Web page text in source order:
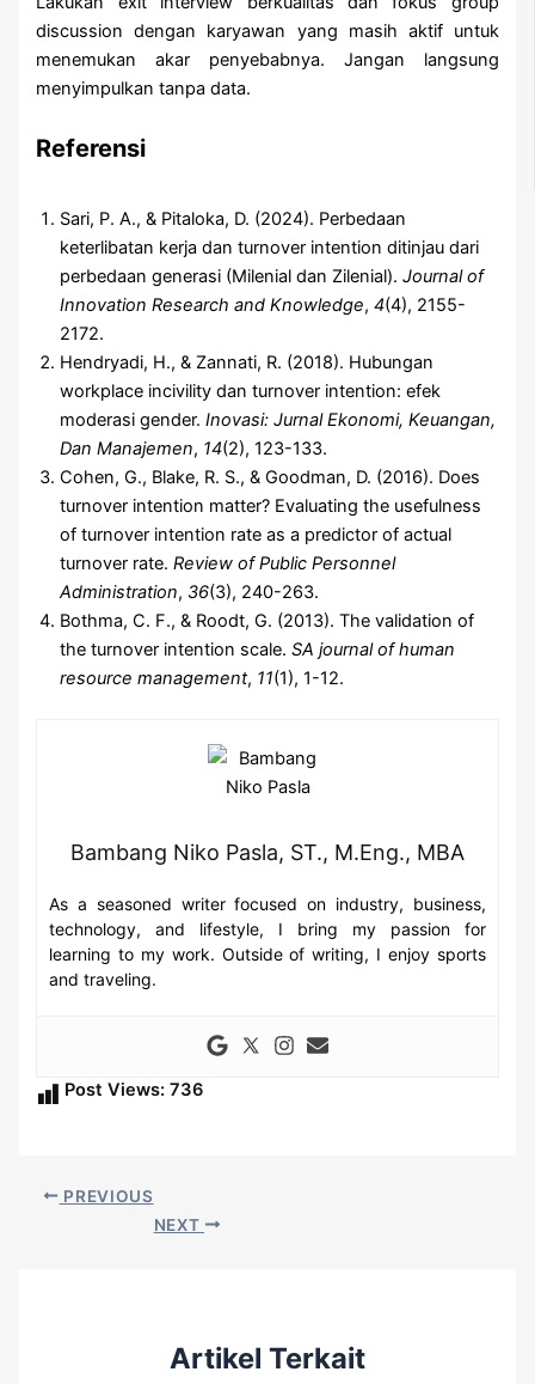
discussion dengan karyawan yang masih aktif untuk
menemukan akar penyebabnya. Jangan langsung
menyimpulkan tanpa data.
Referensi
Sari, P. A., & Pitaloka, D. (2024). Perbedaan
keterlibatan kerja dan turnover intention ditinjau dari
perbedaan generasi (Milenial dan Zilenial).Journal of
Innovation Research and Knowledge,4(4), 2155-
2172.
Hendryadi, H., & Zannati, R. (2018). Hubungan
workplace incivility dan turnover intention: efek
moderasi gender.Inovasi: Jurnal Ekonomi, Keuangan,
Dan Manajemen, 14(2), 123-133.
Cohen, G., Blake, R. S., & Goodman, D. (2016). Does
turnover intention matter? Evaluating the usefulness
of turnover intention rate as a predictor of actual
turnover rate.Review of Public Personnel
Administration, 36(3), 240-263.
Bothma, C. F., & Roodt, G. (2013). The validation of
the turnover intention scale.SA journal of human
resource management, 11(1), 1-12.
Bambang Niko Pasla, ST., M.Eng., MBA
As a seasoned writer focused on industry, business,
technology, and lifestyle, I bring my passion for
learning to my work. Outside of writing, I enjoy sports
and traveling.
Post Views: 736
PREVIOUS
NEXT
Artikel Terkait